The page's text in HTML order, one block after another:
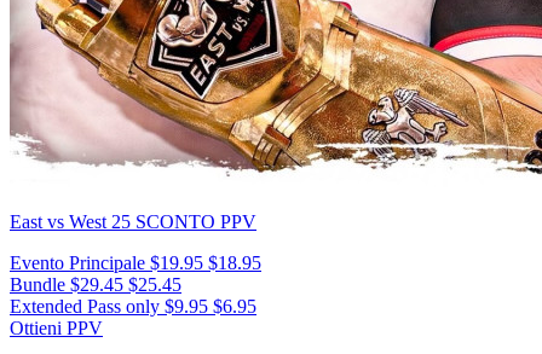
East vs West 25 SCONTO PPV
Evento Principale $19.95 $18.95
Bundle $29.45 $25.45
Extended Pass only $9.95 $6.95
Ottieni PPV